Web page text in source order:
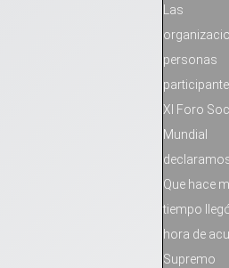
Las
personas
XI Foro
Mundial
Que hace
tiempo
hora de
Supremo